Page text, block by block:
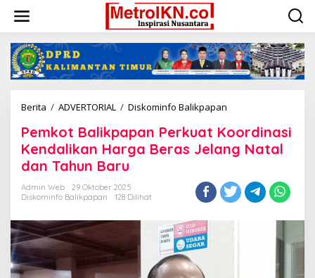
konten
Berita / ADVERTORIAL / Diskominfo Balikpapan
Perkuat
Koordinasi
Kendalikan
Beras
Jelang
dan
Pemkot Balikpapan Perkuat Koordinasi
Kendalikan Harga Beras Jelang Natal
dan Tahun Baru
Admin Web
29 Oktober 2025
Diskominfo Balikpapan
128 Dilihat